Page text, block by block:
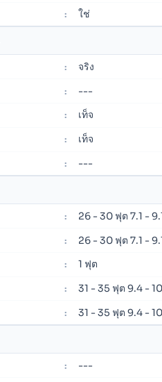
: ใช่
: จริง
: ---
: เท็จ
: เท็จ
: ---
: 26 - 30 ฟุต 7.1 -
: 26 - 30 ฟุต 7.1 -
: 1 ฟุต
: 31 - 35 ฟุต 9.4 -
: 31 - 35 ฟุต 9.4 -
: ---